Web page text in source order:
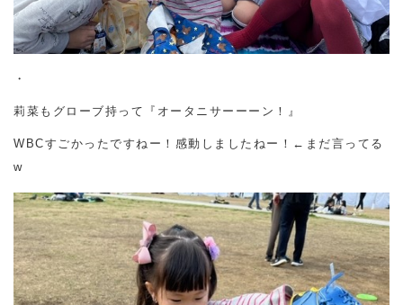
・
莉菜もグローブ持って『オータニサーーーン！』
WBCすごかったですねー！感動しましたねー！←まだ言ってる
w